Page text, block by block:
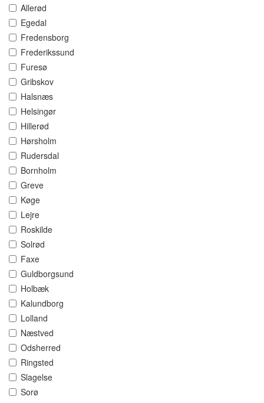
Allerød
Egedal
Fredensborg
Frederikssund
Furesø
Gribskov
Halsnæs
Helsingør
Hillerød
Hørsholm
Rudersdal
Bornholm
Greve
Køge
Lejre
Roskilde
Solrød
Faxe
Guldborgsund
Holbæk
Kalundborg
Lolland
Næstved
Odsherred
Ringsted
Slagelse
Sorø